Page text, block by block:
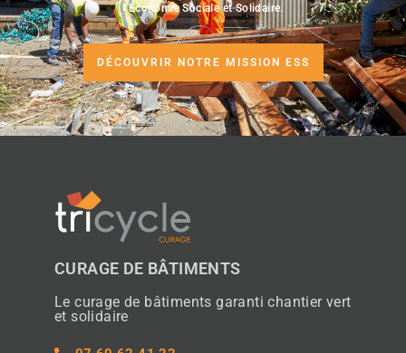
l’Économie Sociale et Solidaire.
DÉCOUVRIR NOTRE MISSION ESS
CURAGE DE BÂTIMENTS
Le curage de bâtiments garanti chantier vert
et solidaire